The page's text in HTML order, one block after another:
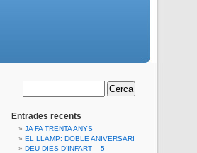
Entrades recents
JA FA TRENTA ANYS
EL LLAMP: DOBLE ANIVERSARI
DEU DIES D’INFART – 5